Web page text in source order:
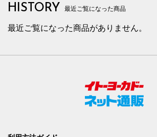
HISTORY 最近ご覧になった商品
最近ご覧になった商品がありません。